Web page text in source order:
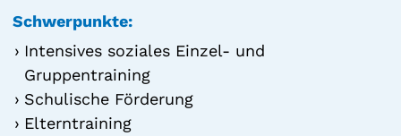
Schwerpunkte:
Intensives soziales Einzel- und
Gruppentraining
Schulische Förderung
Elterntraining